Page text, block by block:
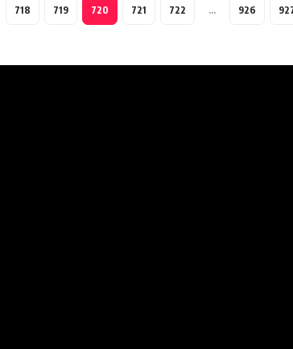
718 719 720 721 722 … 926